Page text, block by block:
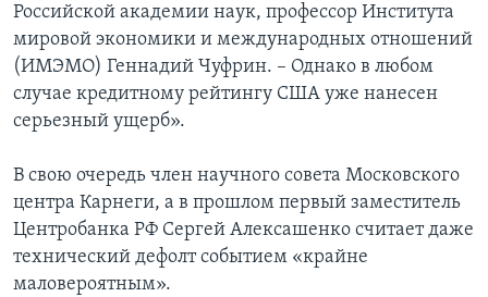
Российской академии наук, профессор Института
мировой экономики и международных отношений
(ИМЭМО) Геннадий Чуфрин. – Однако в любом
случае кредитному рейтингу США уже нанесен
серьезный ущерб».
В свою очередь член научного совета Московского
центра Карнеги, а в прошлом первый заместитель
Центробанка РФ Сергей Алексашенко считает даже
технический дефолт событием «крайне
маловероятным».